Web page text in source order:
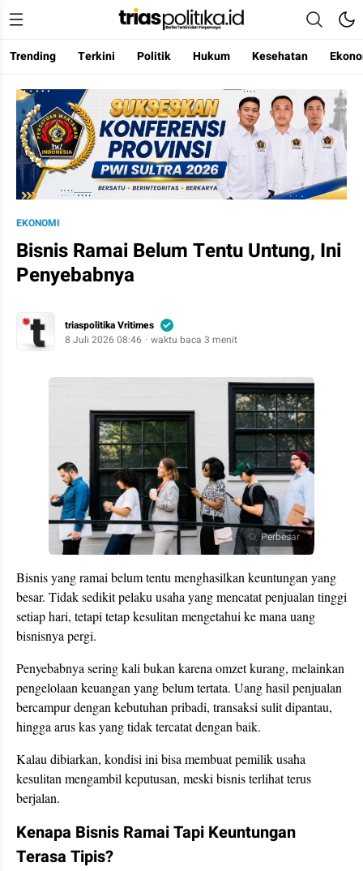
Berita Terkini & Terpercaya
Trending Terkini Politik Hukum Kesehatan
EKONOMI
Bisnis Ramai Belum Tentu Untung, Ini
Penyebabnya
triaspolitika Vritimes
8 Juli 2026 08:46
waktu baca 3 menit
Perbesar
Bisnis yang ramai belum tentu menghasilkan keuntungan yang
besar. Tidak sedikit pelaku usaha yang mencatat penjualan tinggi
setiap hari, tetapi tetap kesulitan mengetahui ke mana uang
bisnisnya pergi.
Penyebabnya sering kali bukan karena omzet kurang, melainkan
pengelolaan keuangan yang belum tertata. Uang hasil penjualan
bercampur dengan kebutuhan pribadi, transaksi sulit dipantau,
hingga arus kas yang tidak tercatat dengan baik.
Kalau dibiarkan, kondisi ini bisa membuat pemilik usaha
kesulitan mengambil keputusan, meski bisnis terlihat terus
berjalan.
Kenapa Bisnis Ramai Tapi Keuntungan
Terasa Tipis?